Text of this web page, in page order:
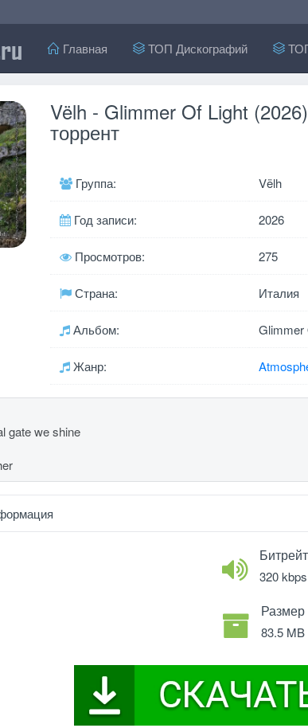
Главная ТОП Дискографий
Vëlh - Glimmer Of Light
торрент
Группа: Vëlh
Год записи: 2026
Просмотров: 275
Страна: Италия
Альбом: Glimmer
Жанр:
gate we shine
Битрейт
320 kbps
Размер
83.5 MB